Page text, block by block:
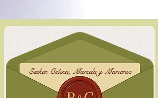
Esther, Celina, Marcela y Maricruz